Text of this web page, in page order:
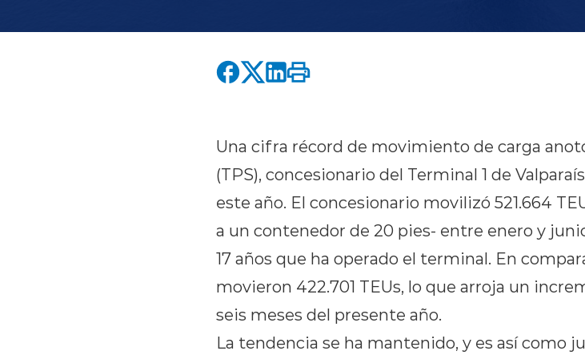
Una cifra récord de movimiento de carga
(TPS), concesionario del Terminal 1 de
este año. El concesionario movilizó 521.664
a un contenedor de 20 pies- entre enero y
17 años que ha operado el terminal. En
movieron 422.701 TEUs, lo que arroja un
seis meses del presente año.
La tendencia se ha mantenido, y es así como